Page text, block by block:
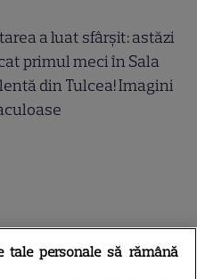
a luat sfârșit: astăzi
primul meci în Sala
din Tulcea! Imagini
și-a făcut
în televiziune: „Dacă
tale personale să rămână